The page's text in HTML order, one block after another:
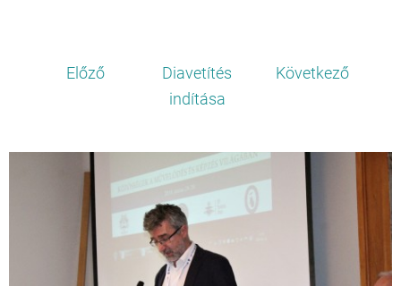
Előző
Diavetítés
indítása
Következő